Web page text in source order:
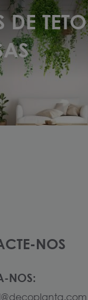
DE TETO
(10)
NOS
NOS: